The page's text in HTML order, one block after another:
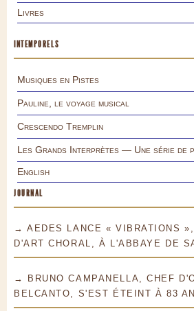
Livres
INTEMPORELS
Musiques en Pistes
Pauline, le voyage musical
Crescendo Tremplin
Les Grands Interprètes — Une série de
English
JOURNAL
→ AEDES LANCE « VIBRATIONS
D'ART CHORAL, À L'ABBAYE DE
→ BRUNO CAMPANELLA, CHEF
BELCANTO, S'EST ÉTEINT À 83